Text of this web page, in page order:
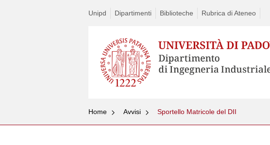
Unipd Dipartimenti Biblioteche Rubrica di Ateneo
Home Avvisi Sportello Matricole del DII